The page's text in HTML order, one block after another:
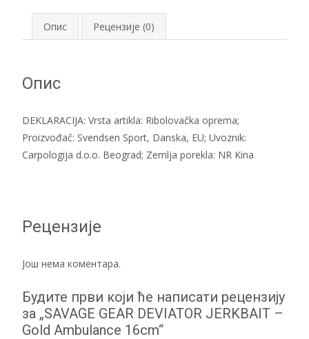
Опис Рецензије (0)
Опис
DEKLARACIJA: Vrsta artikla: Ribolovačka oprema;
Proizvođač: Svendsen Sport, Danska, EU; Uvoznik:
Carpologija d.o.o. Beograd; Zemlja porekla: NR Kina
Рецензије
Још нема коментара.
Будите први који ће написати рецензију
за „SAVAGE GEAR DEVIATOR JERKBAIT –
Gold Ambulance 16cm“